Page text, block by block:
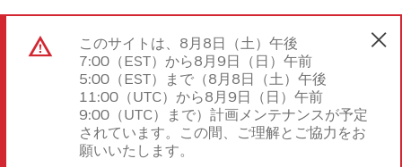
このサイトは、8月8日（土）午後
7:00（EST）から8月9日（日）午前
5:00（EST）まで（8月8日（土）午後
11:00（UTC）から8月9日（日）午前
9:00（UTC）まで）計画メンテナンスが予定
されています。この間、ご理解とご協力をお
願いいたします。